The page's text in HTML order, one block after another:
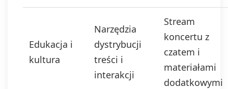
Edukacja i
kultura
Narzędzia
dystrybucji
treści i
interakcji
Stream
koncertu z
czatem i
materiałami
dodatkowymi